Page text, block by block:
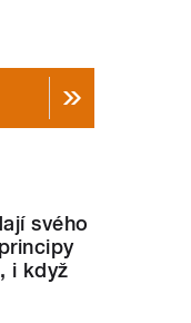
svého
i když